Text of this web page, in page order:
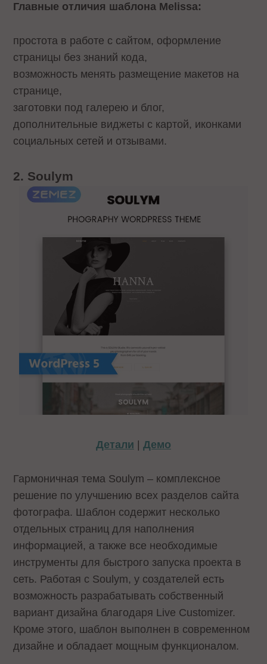
Главные отличия шаблона Melissa:
простота в работе с сайтом, оформление
страницы без знаний кода,
возможность менять размещение макетов на
странице,
заготовки под галерею и блог,
дополнительные виджеты с картой, иконками
социальных сетей и отзывами.
2. Soulym
Детали Демо
Гармоничная тема Soulym – комплексное
решение по улучшению всех разделов сайта
фотографа. Шаблон содержит несколько
отдельных страниц для наполнения
информацией, а также все необходимые
инструменты для быстрого запуска проекта в
сеть. Работая с Soulym, у создателей есть
возможность разрабатывать собственный
вариант дизайна благодаря Live Customizer.
Кроме этого, шаблон выполнен в современном
дизайне и обладает мощным функционалом.